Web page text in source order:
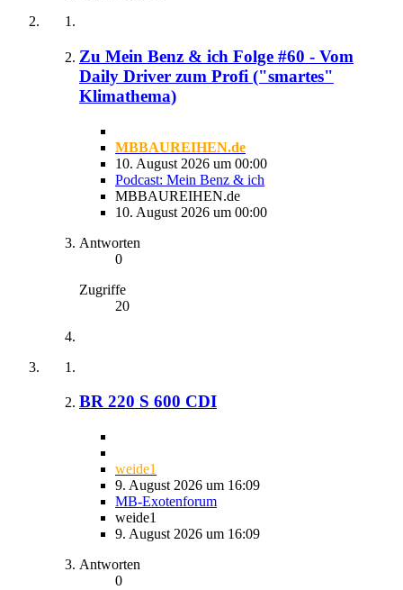
Zu Mein Benz & ich Folge #60 - Vom
Daily Driver zum Profi ("smartes"
Klimathema)
MBBAUREIHEN.de
10. August 2026 um 00:00
Podcast: Mein Benz & ich
MBBAUREIHEN.de
10. August 2026 um 00:00
Antworten
0
Zugriffe
20
BR 220 S 600 CDI
weide1
9. August 2026 um 16:09
MB-Exotenforum
weide1
9. August 2026 um 16:09
Antworten
0